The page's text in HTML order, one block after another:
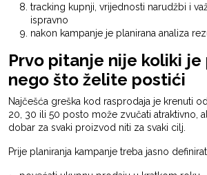
tracking kupnji, vrijednosti narudžbi i
ispravno
nakon kampanje je planirana analiza
Prvo pitanje nije koliki je
nego što želite postići
Najčešća greška kod rasprodaja je krenuti
20, 30 ili 50 posto može zvučati atraktivno,
dobar za svaki proizvod niti za svaki cilj.
Prije planiranja kampanje treba jasno